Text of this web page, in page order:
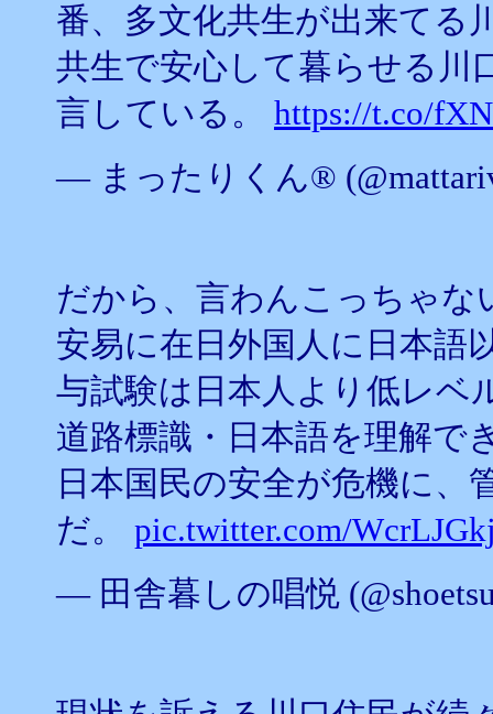
番、多文化共生が出来てる
共生で安心して暮らせる川
言している。 https://t.co/
— まったりくん®︎
だから、言わんこっちゃな
安易に在日外国人に日本語
与試験は日本人より低レベ
道路標識・日本語を理解で
日本国民の安全が危機に、
だ。 pic.twitter.com/
— 田舎暮しの唱悦